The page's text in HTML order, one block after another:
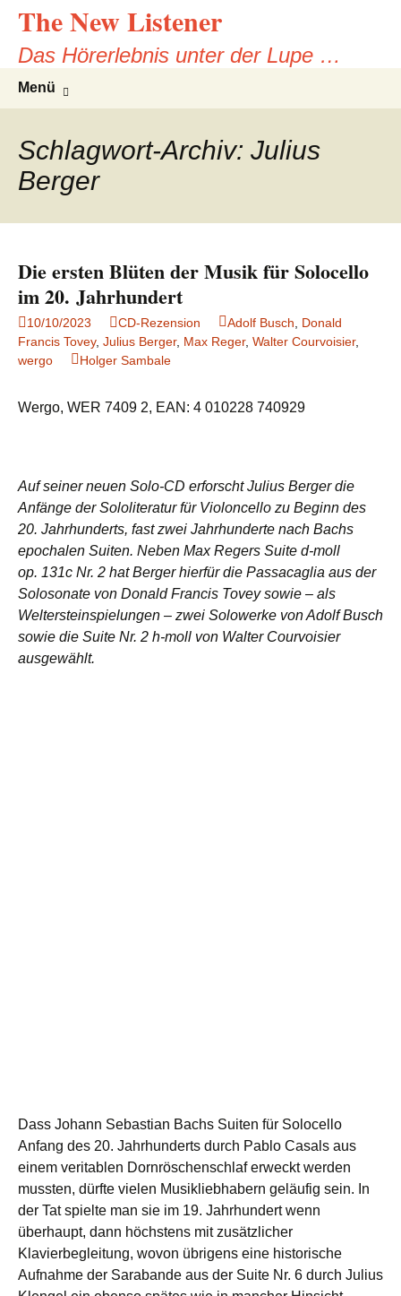
Inhalt
springen
The New Listener
Das Hörerlebnis unter der Lupe …
Menü
Schlagwort-Archiv: Julius
Berger
Die ersten Blüten der Musik für Solocello
im 20. Jahrhundert
10/10/2023 CD-Rezension Adolf Busch
Donald
Francis Tovey, Julius Berger, Max Reger, Walter Courvoisier,
wergo
Holger Sambale
Wergo, WER 7409 2, EAN: 4 010228 740929
Auf seiner neuen Solo-CD erforscht Julius Berger die
Anfänge der Sololiteratur für Violoncello zu Beginn des
20. Jahrhunderts, fast zwei Jahrhunderte nach Bachs
epochalen Suiten. Neben Max Regers Suite d-moll
op. 131c Nr. 2 hat Berger hierfür die Passacaglia aus der
Solosonate von Donald Francis Tovey sowie – als
Weltersteinspielungen – zwei Solowerke von Adolf Busch
sowie die Suite Nr. 2 h-moll von Walter Courvoisier
ausgewählt.
Dass Johann Sebastian Bachs Suiten für Solocello
Anfang des 20. Jahrhunderts durch Pablo Casals aus
einem veritablen Dornröschenschlaf erweckt werden
mussten, dürfte vielen Musikliebhabern geläufig sein. In
der Tat spielte man sie im 19. Jahrhundert wenn
überhaupt, dann höchstens mit zusätzlicher
Klavierbegleitung, wovon übrigens eine historische
Aufnahme der Sarabande aus der Suite Nr. 6 durch Julius